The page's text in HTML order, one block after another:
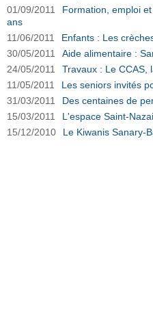
01/09/2011
Formation, emploi
ans
11/06/2011
Enfants : Les
30/05/2011
Aide alimentaire :
24/05/2011
Travaux : Le CCAS,
11/05/2011
Les seniors invités
31/03/2011
Des centaines de
15/03/2011
L'espace Saint-
15/12/2010
Le Kiwanis Sanary-